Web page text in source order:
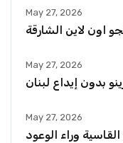
May 27, 2026
May 27, 2026
May 27, 2026
وراء الوعود